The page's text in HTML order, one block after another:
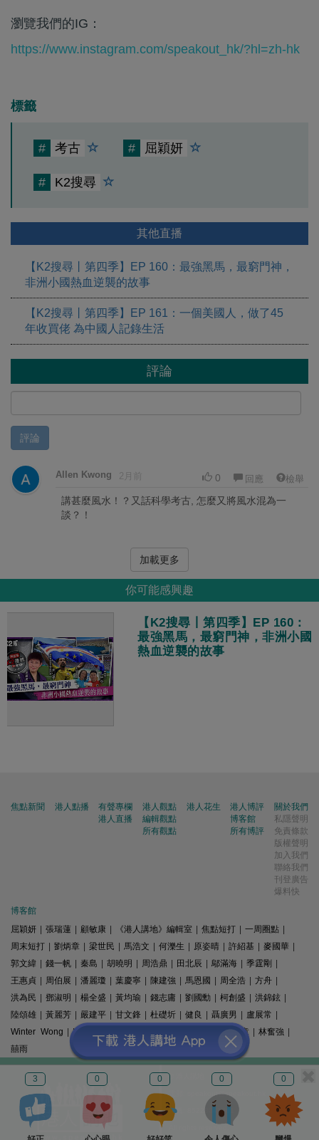
瀏覽我們的IG：
https://www.instagram.com/speakout_hk/?hl=zh-hk
標籤
# 考古 # 屈穎妍
# K2搜尋
3 0 0 0 0
其他直播
【K2搜尋丨第四季】EP 160：最強黑馬，最窮門神，
非洲小國熱血逆襲的故事
【K2搜尋丨第四季】EP 161：一個美國人，做了45
年收買佬 為中國人記錄生活
評論
評論
Allen Kwong 2月前 0 回應 檢舉
講甚麼風水！？又話科學考古, 怎麼又將風水混為一
談？！
加載更多
你可能感興趣
【K2搜尋丨第四季】EP 160：
最強黑馬，最窮門神，非洲小國
熱血逆襲的故事
焦點新聞 港人點播
有聲專欄
港人直播
港人觀點
編輯觀點
所有觀點
港人花生
港人博評
博客館
所有博評
關於我們
私隱聲明
免責條款
版權聲明
加入我們
聯絡我們
刊登廣告
爆料快
博客館
屈穎妍
張瑞蓮 顧敏康 《港人講地》編輯室 焦點短打 一周圈點
周末短打
劉炳章 梁世民 馬浩文 何濼生 原姿晴 許紹基 麥國華
郭文緯
錢一帆 秦島 胡曉明 周浩鼎 田北辰 鄔滿海 季霆剛
王惠貞
周伯展 潘麗瓊 葉慶寧 陳建強 馬恩國 周全浩 方舟
洪為民
鄧淑明 楊全盛 黃均瑜 錢志庸 劉國勳 柯創盛 洪錦鉉
陸頌雄
黃麗芳 嚴建平 甘文鋒 杜礎圻 健良 聶廣男 盧展常
Winter Wong
K2 梁文新 羅崑 姚銘 精選文章 林奮強
囍雨
© 港人講地
電郵: speakout@speakout.hk
傳真: 85228041301